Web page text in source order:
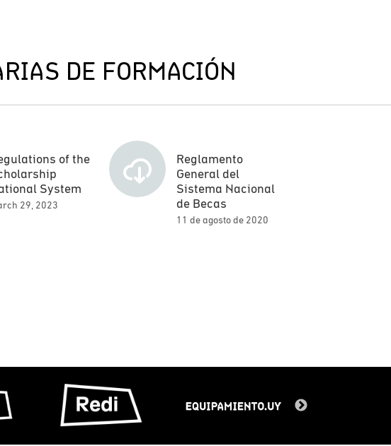
DE FORMACIÓN
of the
System
29, 2023
Reglamento
General del
Sistema Nacional
de Becas
11 de agosto de 2020